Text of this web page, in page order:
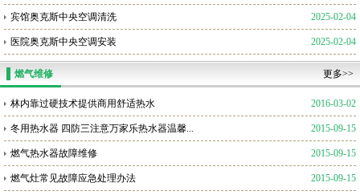
2025-02-04
宾馆奥克斯中央空调清洗
2025-02-04
医院奥克斯中央空调安装
燃气维修 更多>>
2016-03-02
林内靠过硬技术提供商用舒适热水
2015-09-15
冬用热水器 四防三注意万家乐热水器温馨...
2015-09-15
燃气热水器故障维修
2015-09-15
燃气灶常见故障应急处理办法